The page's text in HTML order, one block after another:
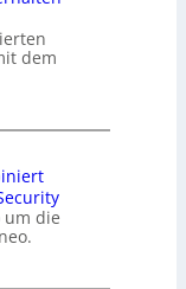
dem
um die